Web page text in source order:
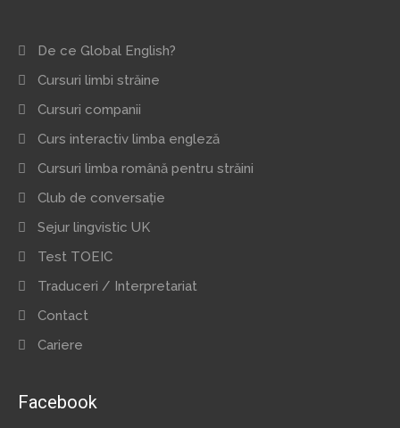
De ce Global English?
Cursuri limbi străine
Cursuri companii
Curs interactiv limba engleză
Cursuri limba română pentru străini
Club de conversație
Sejur lingvistic UK
Test TOEIC
Traduceri / Interpretariat
Contact
Cariere
Facebook